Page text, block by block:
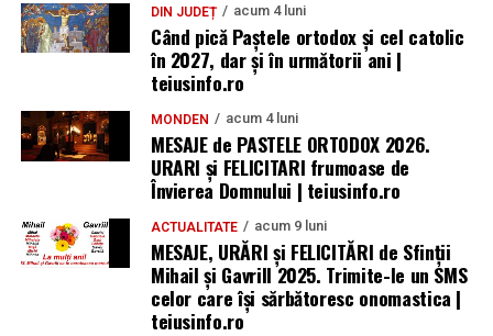
DIN JUDEȚ acum 4 luni
Când pică Paștele ortodox și cel catolic
în 2027, dar și în următorii ani |
teiusinfo.ro
MONDEN acum 4 luni
MESAJE de PASTELE ORTODOX 2026.
URARI și FELICITARI frumoase de
Învierea Domnului | teiusinfo.ro
ACTUALITATE acum 9 luni
MESAJE, URĂRI și FELICITĂRI de Sfinții
Mihail și Gavrill 2025. Trimite-le un SMS
celor care își sărbătoresc onomastica |
teiusinfo.ro